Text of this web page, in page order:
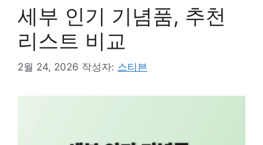
세부 인기 기념품, 추천
리스트 비교
2월 24, 2026 작성자: 스티븐